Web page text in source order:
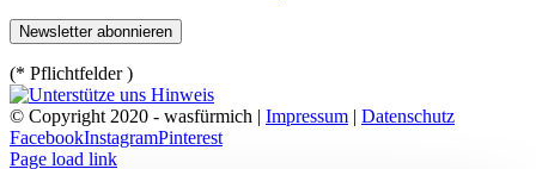
(* Pflichtfelder )
© Copyright 2020 - wasfürmich | Impressum | Datenschutz
FacebookInstagramPinterest
Page load link